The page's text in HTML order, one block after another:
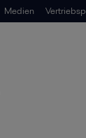
Medien